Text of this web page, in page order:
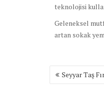
teknolojisi
Geleneksel
artan sokak
Yazı
gezinmesi
Seyyar Taş